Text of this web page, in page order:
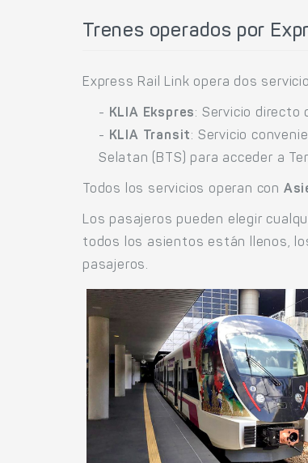
Trenes operados por
Express Rail Link opera dos
- KLIA Ekspres: Servicio directo
- KLIA Transit: Servicio
Selatan (BTS) para acceder a
Todos los servicios operan con
Los pasajeros pueden elegir
todos los asientos están llenos,
pasajeros.